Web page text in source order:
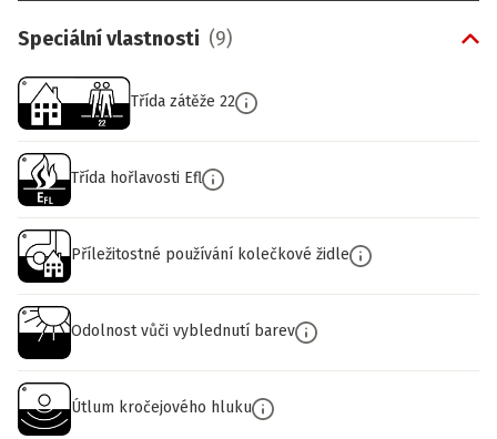
Speciální vlastnosti (9)
Třída zátěže 22
Třída hořlavosti Efl
Příležitostné používání kolečkové židle
Odolnost vůči vyblednutí barev
Útlum kročejového hluku